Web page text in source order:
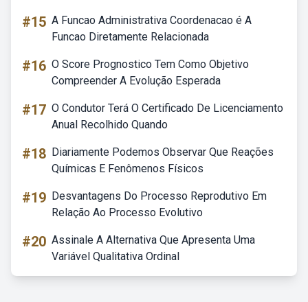
#15 A Funcao Administrativa Coordenacao é A
Funcao Diretamente Relacionada
#16 O Score Prognostico Tem Como Objetivo
Compreender A Evolução Esperada
#17 O Condutor Terá O Certificado De Licenciamento
Anual Recolhido Quando
#18 Diariamente Podemos Observar Que Reações
Químicas E Fenômenos Físicos
#19 Desvantagens Do Processo Reprodutivo Em
Relação Ao Processo Evolutivo
#20 Assinale A Alternativa Que Apresenta Uma
Variável Qualitativa Ordinal